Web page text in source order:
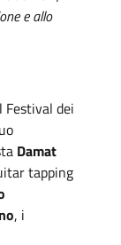
e allo
Festival dei
Damat
tapping
, i